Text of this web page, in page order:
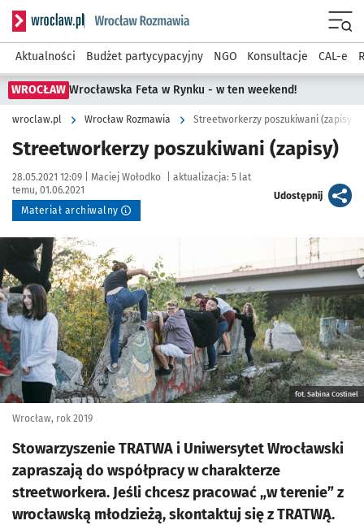
Serwis informacyjny wroclaw.pl podserwis: Rozmawia
Aktualności Budżet partycypacyjny NGO Konsultacje CAL-e
WROCŁAW Wrocławska Feta w Rynku - w ten weekend!
wroclaw.pl Wrocław Rozmawia Streetworkerzy poszukiwani (zapisy)
Streetworkerzy poszukiwani (zapisy)
Data publikacji:
28.05.2021 12:09 | Autor:
Maciej Wołodko aktualizacja: 5 lat
temu, 01.06.2021
Materiał archiwalny
Udostępnijartykuł
Kliknij, aby powiększyć
fot. Sabina Costinel
Wrocław, rok 2019
Stowarzyszenie TRATWA i Uniwersytet Wrocławski
zapraszają do współpracy w charakterze
streetworkera. Jeśli chcesz pracować „w terenie” z
wrocławską młodzieżą, skontaktuj się z TRATWĄ.